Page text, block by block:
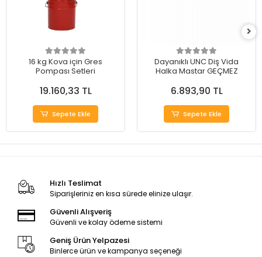
16 kg Kova için Gres
Pompası Setleri
19.160,33 TL
Sepete Ekle
Dayanıklı UNC Diş Vida
Halka Mastar GEÇMEZ
6.893,90 TL
Sepete Ekle
Hızlı Teslimat
Siparişleriniz en kısa sürede elinize ulaşır.
Güvenli Alışveriş
Güvenli ve kolay ödeme sistemi
Geniş Ürün Yelpazesi
Binlerce ürün ve kampanya seçeneği